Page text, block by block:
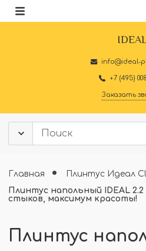
info@ideal-
+7 (495)
Заказать
Главная
Плинтус Идеал
Плинтус напольный IDEAL
стыков, максимум красоты!
Плинтус